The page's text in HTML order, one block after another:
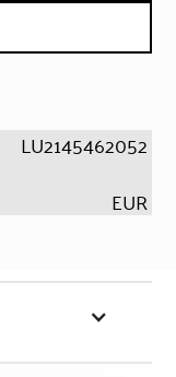
LU2145462052
EUR